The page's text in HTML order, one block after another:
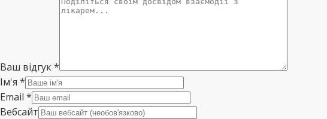
Ваш відгук*
Ім'я *
Email *
Вебсайт